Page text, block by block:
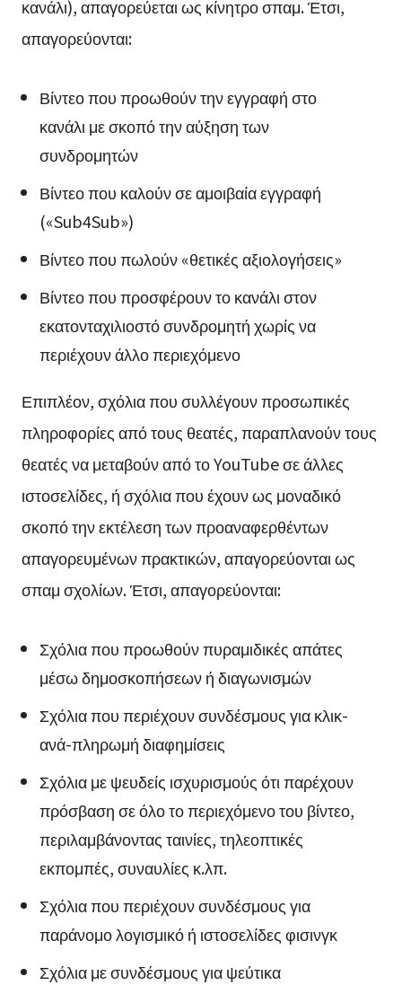
κανάλι), απαγορεύεται ως κίνητρο σπαμ. Έτσι,
απαγορεύονται:
Βίντεο που προωθούν την εγγραφή στο
κανάλι με σκοπό την αύξηση των
συνδρομητών
Βίντεο που καλούν σε αμοιβαία εγγραφή
(«Sub4Sub»)
Βίντεο που πωλούν «θετικές αξιολογήσεις»
Βίντεο που προσφέρουν το κανάλι στον
εκατονταχιλιοστό συνδρομητή χωρίς να
περιέχουν άλλο περιεχόμενο
Επιπλέον, σχόλια που συλλέγουν προσωπικές
πληροφορίες από τους θεατές, παραπλανούν τους
θεατές να μεταβούν από το YouTube σε άλλες
ιστοσελίδες, ή σχόλια που έχουν ως μοναδικό
σκοπό την εκτέλεση των προαναφερθέντων
απαγορευμένων πρακτικών, απαγορεύονται ως
σπαμ σχολίων. Έτσι, απαγορεύονται:
Σχόλια που προωθούν πυραμιδικές απάτες
μέσω δημοσκοπήσεων ή διαγωνισμών
Σχόλια που περιέχουν συνδέσμους για κλικ-
ανά-πληρωμή διαφημίσεις
Σχόλια με ψευδείς ισχυρισμούς ότι παρέχουν
πρόσβαση σε όλο το περιεχόμενο του βίντεο,
περιλαμβάνοντας ταινίες, τηλεοπτικές
εκπομπές, συναυλίες κ.λπ.
Σχόλια που περιέχουν συνδέσμους για
παράνομο λογισμικό ή ιστοσελίδες φισινγκ
Σχόλια με συνδέσμους για ψεύτικα